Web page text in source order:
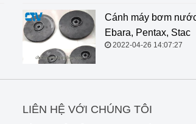
Cánh máy bơm
Ebara, Pentax, Stac
2022-04-26 14:07:27
LIÊN HỆ VỚI CHÚNG TÔI